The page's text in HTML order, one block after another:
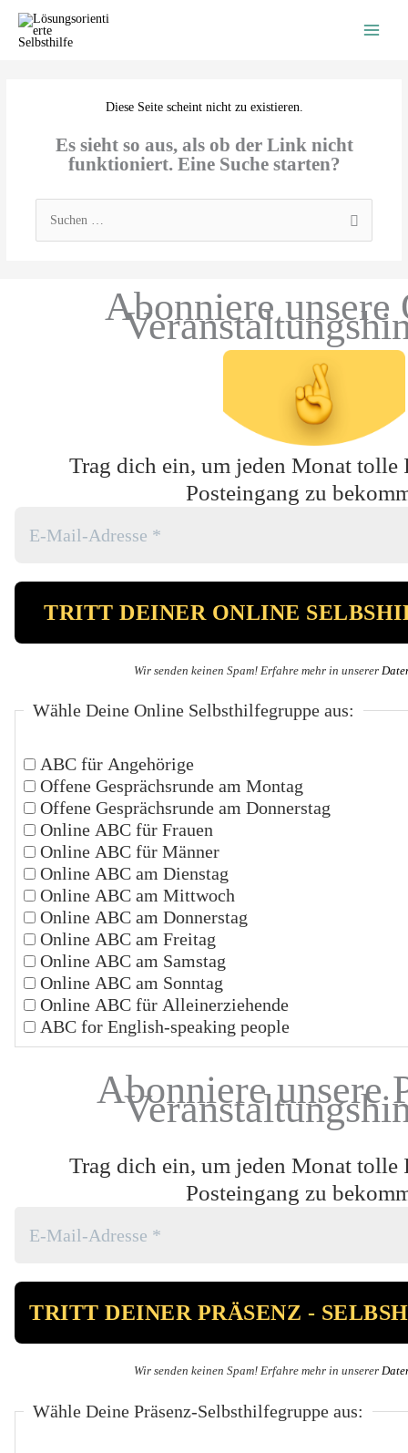
Inhalt
springen
Diese Seite scheint nicht zu existieren.
Es sieht so aus, als ob der Link nicht
funktioniert. Eine Suche starten?
Suchen
nach:
Abonniere unsere
Trag dich ein, um jeden Monat tolle
Posteingang zu
Wir senden keinen Spam! Erfahre mehr in unserer
Wähle Deine Online Selbsthilfegruppe aus:
ABC für Angehörige
Offene Gesprächsrunde am Montag
Offene Gesprächsrunde am Donnerstag
Online ABC für Frauen
Online ABC für Männer
Online ABC am Dienstag
Online ABC am Mittwoch
Online ABC am Donnerstag
Online ABC am Freitag
Online ABC am Samstag
Online ABC am Sonntag
Online ABC für Alleinerziehende
ABC for English-speaking people
Abonniere unsere
Trag dich ein, um jeden Monat tolle
Posteingang zu
Wir senden keinen Spam! Erfahre mehr in unserer
Wähle Deine Präsenz-Selbsthilfegruppe aus: